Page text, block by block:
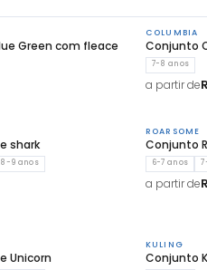
Green com fleace
COLUMBIA
Conjunto
7-8 anos
a partir de
shark
8-9 anos
ROARSOME
Conjunto
6-7 anos
a partir de
Unicorn
KULING
Conjunto